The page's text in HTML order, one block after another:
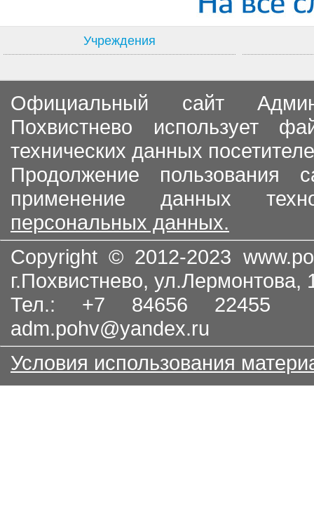
Учреждения
Официальный сайт
Похвистнево использует
технических данных
Продолжение пользования
применение данных
персональных данных.
Copyright © 2012-2023
г.Похвистнево, ул.Лермонтова,
Тел.: +7 84656
adm.pohv@yandex.ru
Условия использования